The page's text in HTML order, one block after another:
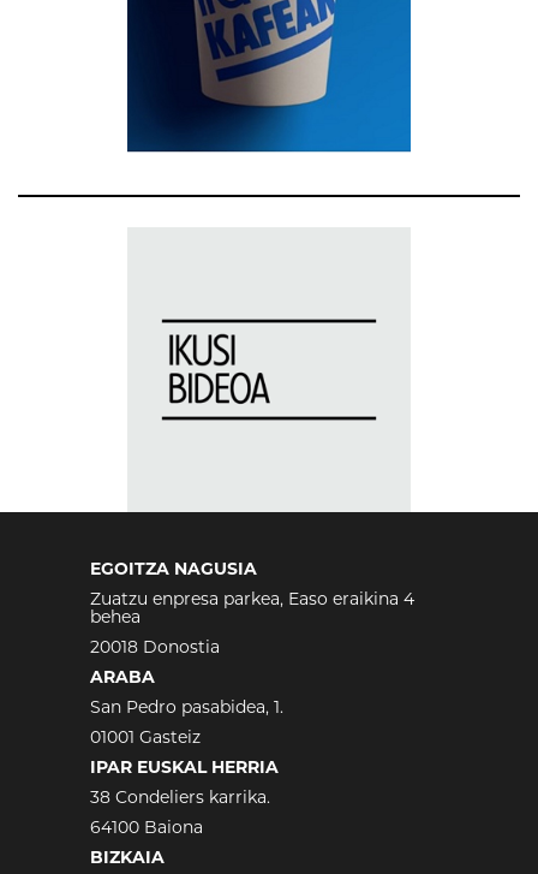
EGOITZA NAGUSIA
Zuatzu enpresa parkea, Easo eraikina 4
behea
20018 Donostia
ARABA
San Pedro pasabidea, 1.
01001 Gasteiz
IPAR EUSKAL HERRIA
38 Condeliers karrika.
64100 Baiona
BIZKAIA